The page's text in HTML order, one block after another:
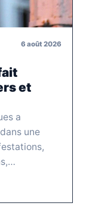
6 août 2026
et
a
une